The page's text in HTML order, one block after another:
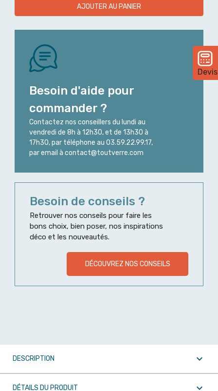
Devis
AJOUTER AU PANIER
Besoin d'aide pour
commander ?
Contactez nos conseillers du lundi au
vendredi de 8h à 12h30, et de 13h30 à
17h30, par téléphone au 03.59.22.99.17,
par email à contact@toutverre.com
Besoin de conseils ?
Retrouver nos conseils pour faire les
bons choix, bien poser, nos inspirations
déco et les nouveautés.
DÉCOUVREZ NOS CONSEILS
DESCRIPTION 
DÉTAILS DU PRODUIT 